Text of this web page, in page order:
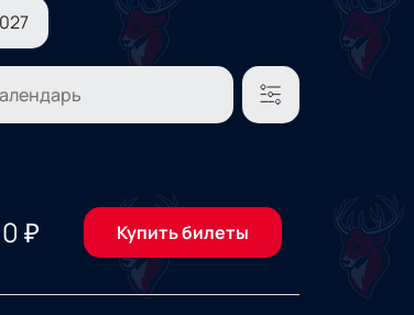
₽ Купить билеты